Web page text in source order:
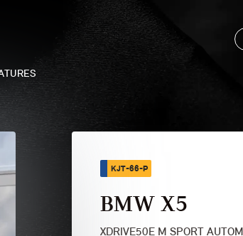
KJT-66-P
BMW X5
XDRIVE50E M SPORT